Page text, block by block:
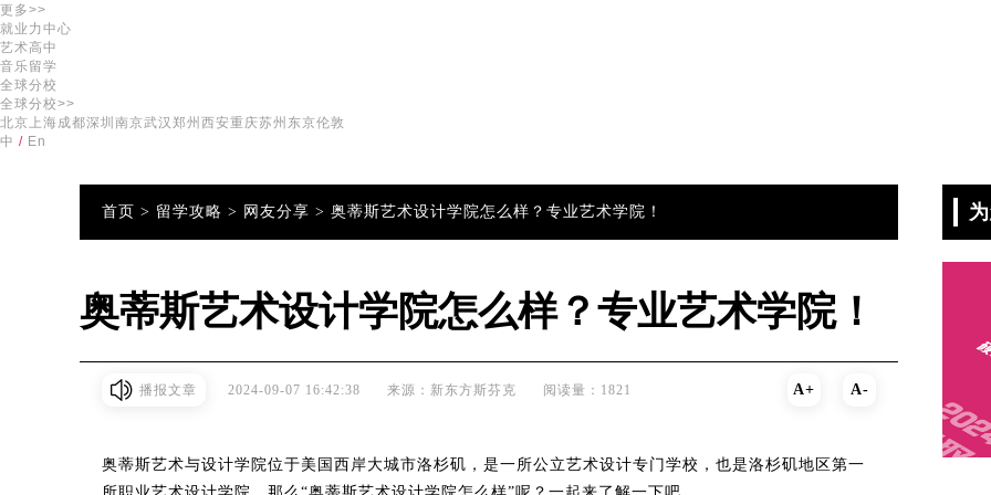
更多>>
就业力中心
艺术高中
音乐留学
全球分校
全球分校>>
北京 上海成都深圳 南京武汉 郑州 西安重庆苏州 东京伦敦
中 / En
首页 > 留学攻略 > 网友分享 > 奥蒂斯艺术设计学院怎么样？专业艺术学院！
奥蒂斯艺术设计学院怎么样？专业艺术学院！
播报文章 2024-09-07 16:42:38 来源：新东方斯芬克 阅读量：1821 A+ A-
奥蒂斯艺术与设计学院位于美国西岸大城市洛杉矶，是一所公立艺术设计专门学校，也是洛杉矶地区第一